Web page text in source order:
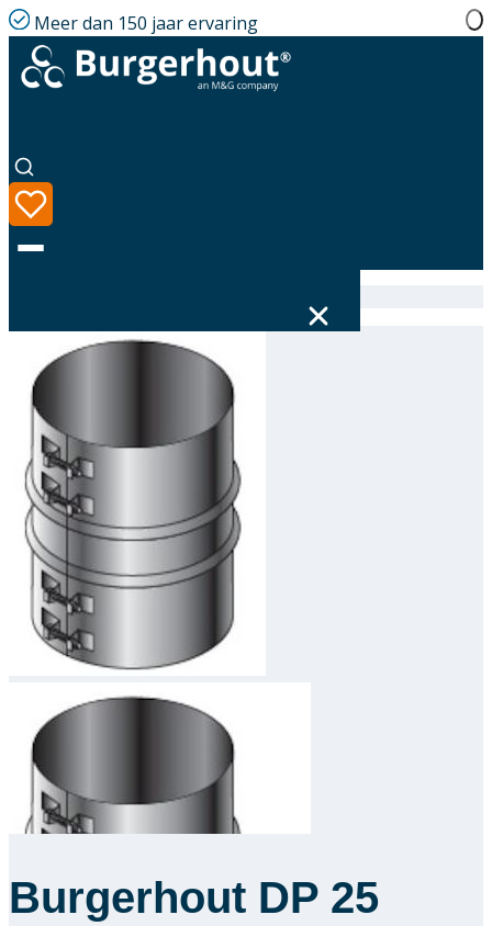
Meer dan 150 jaar ervaring
Taal
Assortiment
Oplossingen
Downloads
Academy
Over ons
Contact
Burgerhout DP 25